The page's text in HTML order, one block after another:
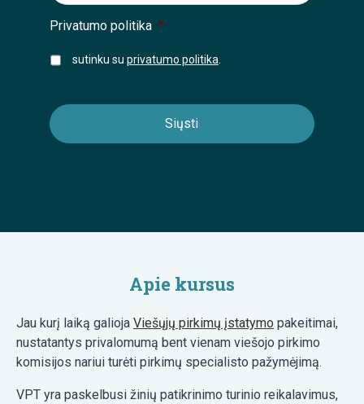
Privatumo politika *
sutinku su privatumo politika
Apie kursus
Jau kurį laiką galioja Viešųjų pirkimų įstatymo pakeitimai,
nustatantys privalomumą bent vienam viešojo pirkimo
komisijos nariui turėti pirkimų specialisto pažymėjimą.
VPT yra paskelbusi žinių patikrinimo turinio reikalavimus,